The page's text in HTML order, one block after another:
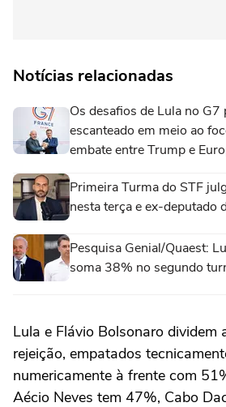
Notícias relacionadas
Os desafios de Lula no G7
escanteado em meio ao
embate entre Trump e
Primeira Turma do STF
nesta terça e ex-deputado
Pesquisa Genial/Quaest:
soma 38% no segundo
Lula e Flávio Bolsonaro dividem
rejeição, empatados
numericamente à frente com
Aécio Neves tem 47%, Cabo